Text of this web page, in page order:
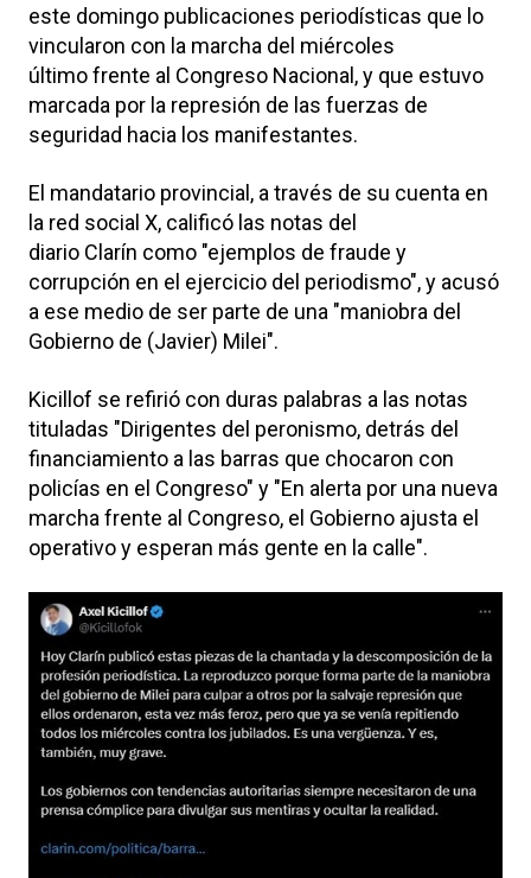
este domingo publicaciones periodísticas que lo
vincularon con la marcha del miércoles
último frente al Congreso Nacional, y que estuvo
marcada por la represión de las fuerzas de
seguridad hacia los manifestantes.
El mandatario provincial, a través de su cuenta en
la red social X, calificó las notas del
diario Clarín como "ejemplos de fraude y
corrupción en el ejercicio del periodismo", y acusó
a ese medio de ser parte de una "maniobra del
Gobierno de (Javier) Milei".
Kicillof se refirió con duras palabras a las notas
tituladas "Dirigentes del peronismo, detrás del
financiamiento a las barras que chocaron con
policías en el Congreso" y "En alerta por una nueva
marcha frente al Congreso, el Gobierno ajusta el
operativo y esperan más gente en la calle".